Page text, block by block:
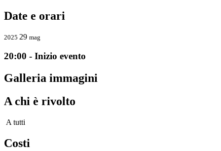
Date e orari
2025 29 mag
20:00 - Inizio evento
Galleria immagini
A chi è rivolto
A tutti
Costi